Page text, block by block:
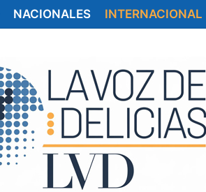
NACIONALES INTERNACIONAL